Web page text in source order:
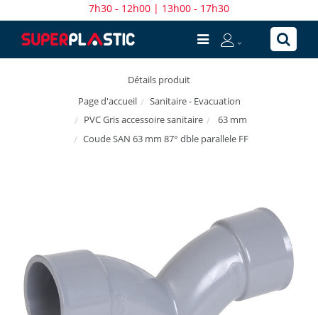
7h30 - 12h00 | 13h00 - 17h30
Détails produit
Page d'accueil
Sanitaire - Evacuation
PVC Gris accessoire sanitaire
63 mm
Coude SAN 63 mm 87° dble parallele FF